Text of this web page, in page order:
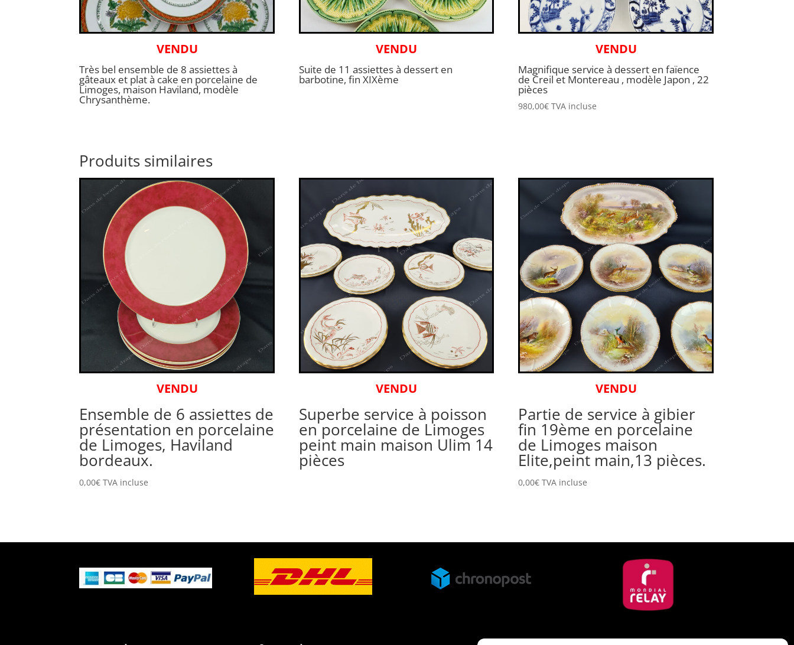
VENDU
Très bel ensemble de 8 assiettes à
gâteaux et plat à cake en porcelaine de
Limoges, maison Haviland, modèle
Chrysanthème.
VENDU
Suite de 11 assiettes à dessert en
barbotine, fin XIXème
VENDU
Magnifique service à dessert en faïence
de Creil et Montereau , modèle Japon , 22
pièces
980,00€ TVA incluse
Produits similaires
VENDU
Ensemble de 6 assiettes de
présentation en porcelaine
de Limoges, Haviland
bordeaux.
0,00€ TVA incluse
VENDU
Superbe service à poisson
en porcelaine de Limoges
peint main maison Ulim 14
pièces
VENDU
Partie de service à gibier
fin 19ème en porcelaine
de Limoges maison
Elite,peint main,13 pièces.
0,00€ TVA incluse